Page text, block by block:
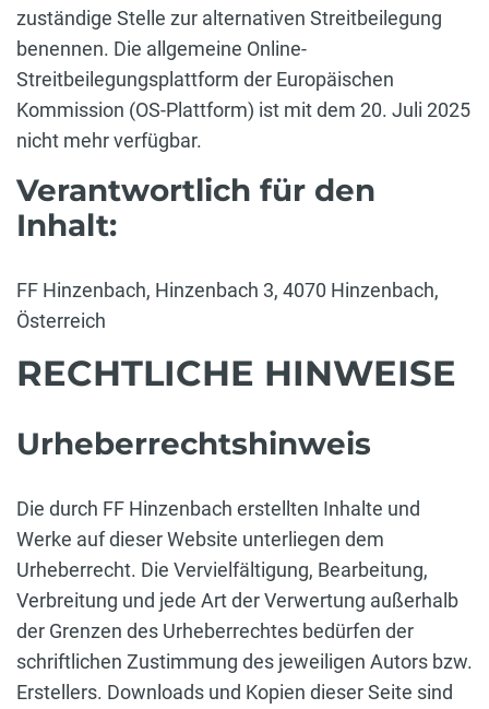
zuständige Stelle zur alternativen Streitbeilegung
benennen. Die allgemeine Online-
Streitbeilegungsplattform der Europäischen
Kommission (OS-Plattform) ist mit dem 20. Juli 2025
nicht mehr verfügbar.
Verantwortlich für den
Inhalt:
FF Hinzenbach, Hinzenbach 3, 4070 Hinzenbach,
Österreich
RECHTLICHE HINWEISE
Urheberrechtshinweis
Die durch FF Hinzenbach erstellten Inhalte und
Werke auf dieser Website unterliegen dem
Urheberrecht. Die Vervielfältigung, Bearbeitung,
Verbreitung und jede Art der Verwertung außerhalb
der Grenzen des Urheberrechtes bedürfen der
schriftlichen Zustimmung des jeweiligen Autors bzw.
Erstellers. Downloads und Kopien dieser Seite sind